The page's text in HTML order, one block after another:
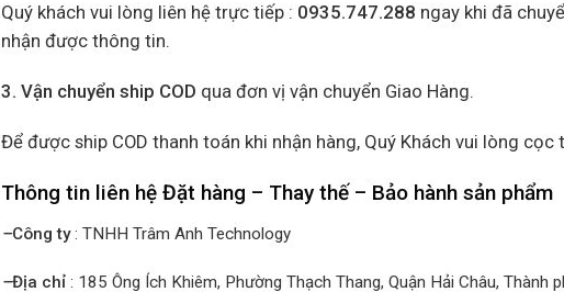
Quý khách vui lòng liên hệ trực tiếp : 0935.747.288 ngay khi đã
nhận được thông tin.
3. Vận chuyển ship COD qua đơn vị vận chuyển Giao Hàng.
Để được ship COD thanh toán khi nhận hàng, Quý Khách vui lòng
Thông tin liên hệ Đặt hàng – Thay thế – Bảo hành sản phẩm
–Công ty: TNHH Trâm Anh Technology
–Địa chỉ : 185 Ông Ích Khiêm, Phường Thạch Thang, Quận Hải Châu, Thành